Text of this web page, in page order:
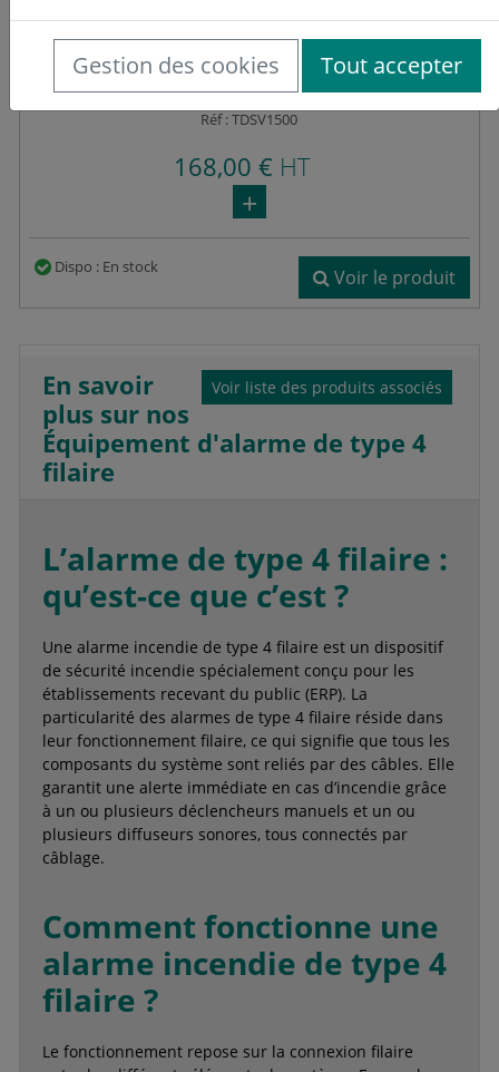
Banshee Excel Lite
Réf : TDSV1500
168,00 € HT
Dispo : En stock Voir le produit
Voir liste des produits associés
En savoir
plus sur nos
Équipement d'alarme de type 4
filaire
L’alarme de type 4 filaire :
qu’est-ce que c’est ?
Une alarme incendie de type 4 filaire est un dispositif
de sécurité incendie spécialement conçu pour les
établissements recevant du public (ERP). La
particularité des alarmes de type 4 filaire réside dans
leur fonctionnement filaire, ce qui signifie que tous les
composants du système sont reliés par des câbles. Elle
garantit une alerte immédiate en cas d’incendie grâce
à un ou plusieurs déclencheurs manuels et un ou
plusieurs diffuseurs sonores, tous connectés par
câblage.
Comment fonctionne une
alarme incendie de type 4
filaire ?
Le fonctionnement repose sur la connexion filaire
Gestion des cookies Tout accepter